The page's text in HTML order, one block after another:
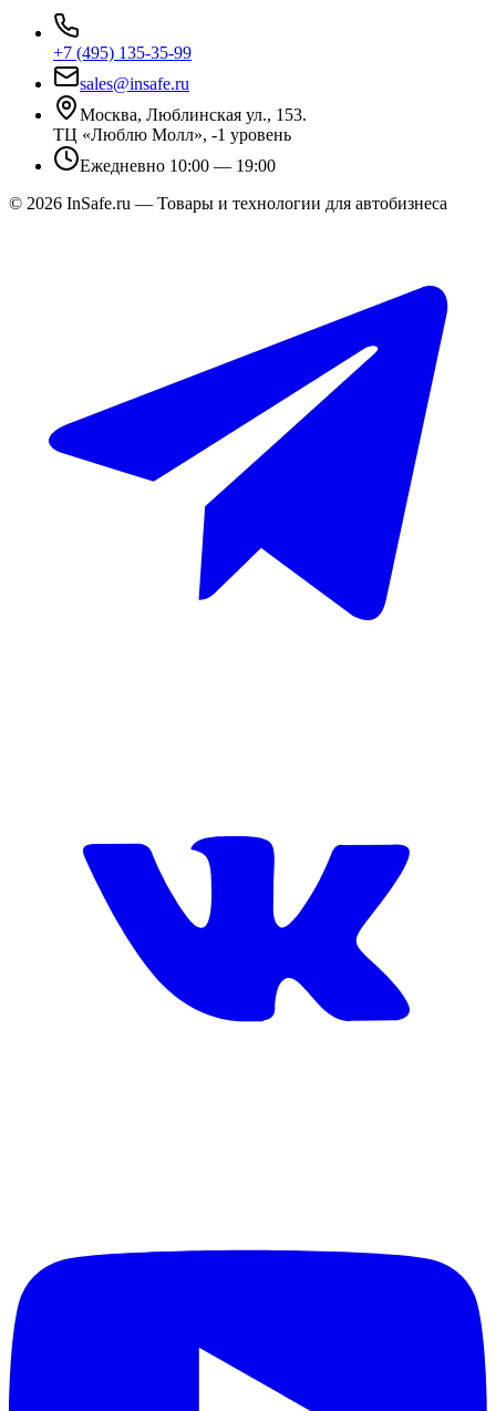
+7 (495) 135-35-99
sales@insafe.ru
Москва, Люблинская ул., 153.
ТЦ «Люблю Молл», -1 уровень
Ежедневно 10:00 — 19:00
© 2026 InSafe.ru — Товары и технологии для автобизнеса